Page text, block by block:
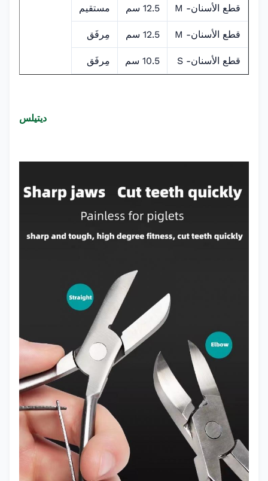
قطع الأسنان- M 12.5 سم مستقيم
قطع الأسنان- M 12.5 سم مِرفَق
قطع الأسنان- S 10.5 سم مِرفَق
ديتيلس